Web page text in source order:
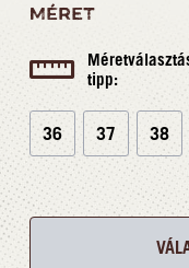
MÉRET
tipp:
36 37 38